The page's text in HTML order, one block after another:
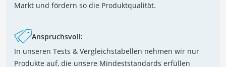
Markt und fördern so die Produktqualität.
Anspruchsvoll:
In unseren Tests & Vergleichstabellen nehmen wir nur
Produkte auf, die unsere Mindeststandards erfüllen